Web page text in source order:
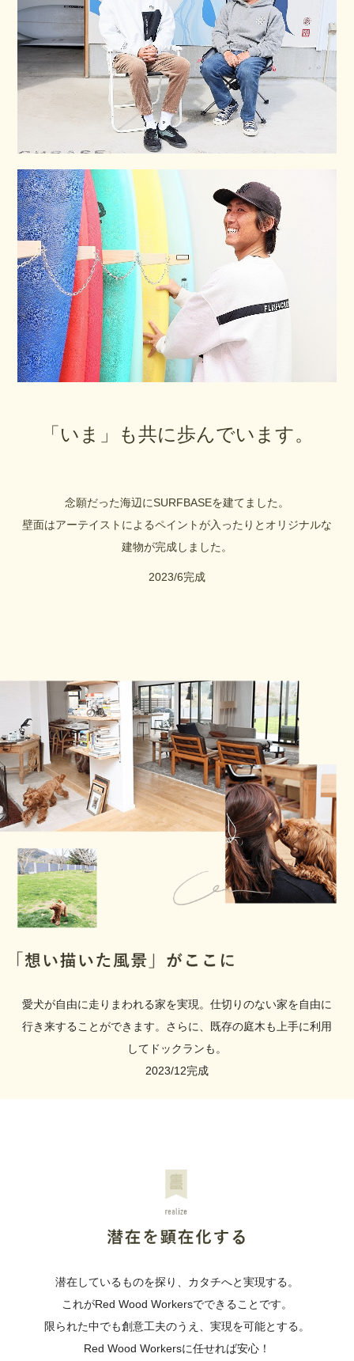
「いま」も共に歩んでいます。
念願だった海辺にSURFBASEを建てました。
壁面はアーテイストによるペイントが入ったりとオリジナルな
建物が完成しました。
2023/6完成
愛犬が自由に走りまわれる家を実現。仕切りのない家を自由に
行き来することができます。さらに、既存の庭木も上手に利用
してドックランも。
2023/12完成
潜在しているものを探り、カタチへと実現する。
これがRed Wood Workersでできることです。
限られた中でも創意工夫のうえ、実現を可能とする。
Red Wood Workersに任せれば安心！